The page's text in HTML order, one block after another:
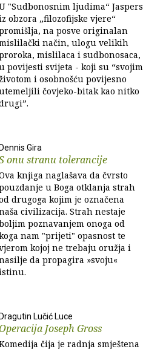
"Sudbonosnim ljudima“ Jaspers
obzora „filozofijske vjere“
na posve originalan
način, ulogu velikih
mislilaca i sudbonosaca,
povijesti svijeta - koji su “svojim
i osobnošću povijesno
čovjeko-bitak kao nitko
Dennis Gira
onu stranu tolerancije
knjiga naglašava da čvrsto
u Boga otklanja strah
drugoga kojim je označena
civilizacija. Strah nestaje
poznavanjem onoga od
nam "prijeti" opasnost te
kojoj ne trebaju oružja i
da propagira »svoju«
Dragutin Lučić Luce
Joseph Gross
čija je radnja smještena